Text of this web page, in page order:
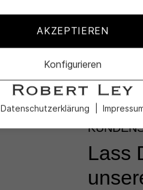
Lass
AKZEPTIEREN
Konfigurieren
Datenschutzerklärung